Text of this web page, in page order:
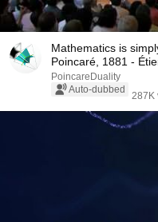
Mathematics is
Poincaré, 1881 -
PoincareDuality
Auto-dubbed
287K